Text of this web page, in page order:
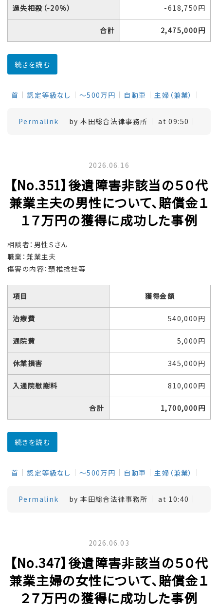
過失相殺（-20％） -618,750円
合計 2,475,000円
続きを読む
首 認定等級なし ～500万円 自動車 主婦（兼業）
Permalink by 本田総合法律事務所 at 09:50
2026.06.16
【No.351】後遺障害非該当の５０代
兼業主夫の男性について、賠償金１
１７万円の獲得に成功した事例
相談者：男性Ｓさん
職業：兼業主夫
傷害の内容：頚椎捻挫等
項目 獲得金額
治療費 540,000円
通院費 5,000円
休業損害 345,000円
入通院慰謝料 810,000円
合計 1,700,000円
続きを読む
首 認定等級なし ～500万円 自動車 主婦（兼業）
Permalink by 本田総合法律事務所 at 10:40
2026.06.03
【No.347】後遺障害非該当の５０代
兼業主婦の女性について、賠償金１
２７万円の獲得に成功した事例